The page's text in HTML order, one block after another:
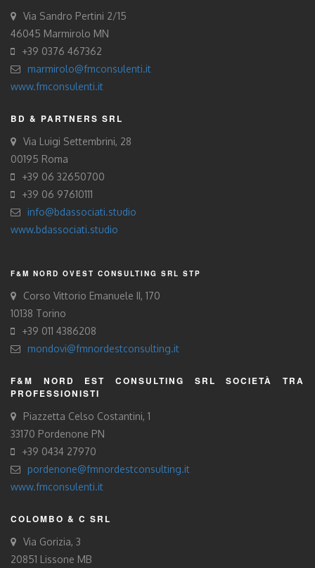
Via Sandro Pertini 2/15
46045 Marmirolo MN
+39 0376 467362
marmirolo@fmconsulenti.it
www.fmconsulenti.it
BD & PARTNERS SRL
Via Luigi Settembrini, 28
00195 Roma
+39 06 32650700
+39 06 97610111
info@bdassociati.studio
www.bdassociati.studio
F&M NORD OVEST CONSULTING SRL STP
Corso Vittorio Emanuele II, 170
10138 Torino
+39 011 4386208
mondovi@fmnordestconsulting.it
F&M NORD EST CONSULTING SRL SOCIETÀ TRA
PROFESSIONISTI
Piazzetta Celso Costantini, 1
33170 Pordenone PN
+39 0434 27970
pordenone@fmnordestconsulting.it
www.fmconsulenti.it
COLOMBO & C SRL
Via Gorizia, 3
20851 Lissone MB